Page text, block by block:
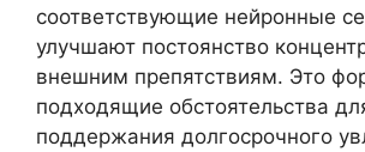
соответствующие нейронные
улучшают постоянство
внешним препятствиям. Это
подходящие обстоятельства
поддержания долгосрочного